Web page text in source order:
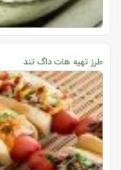
طرز تهیه هات داگ تند